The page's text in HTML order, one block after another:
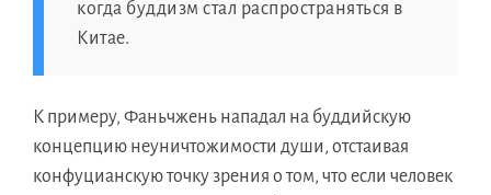
когда буддизм стал распространяться в
Китае.
К примеру, Фаньчжень нападал на буддийскую
концепцию неуничтожимости души, отстаивая
конфуцианскую точку зрения о том, что если человек